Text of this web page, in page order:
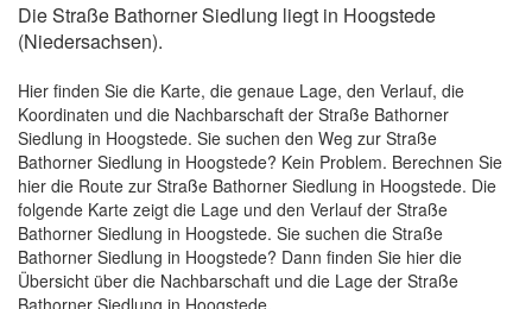
Die Straße Bathorner Siedlung liegt in Hoogstede
(Niedersachsen).
Hier finden Sie die Karte, die genaue Lage, den Verlauf, die
Koordinaten und die Nachbarschaft der Straße Bathorner
Siedlung in Hoogstede. Sie suchen den Weg zur Straße
Bathorner Siedlung in Hoogstede? Kein Problem. Berechnen Sie
hier die Route zur Straße Bathorner Siedlung in Hoogstede. Die
folgende Karte zeigt die Lage und den Verlauf der Straße
Bathorner Siedlung in Hoogstede. Sie suchen die Straße
Bathorner Siedlung in Hoogstede? Dann finden Sie hier die
Übersicht über die Nachbarschaft und die Lage der Straße
Bathorner Siedlung in Hoogstede.